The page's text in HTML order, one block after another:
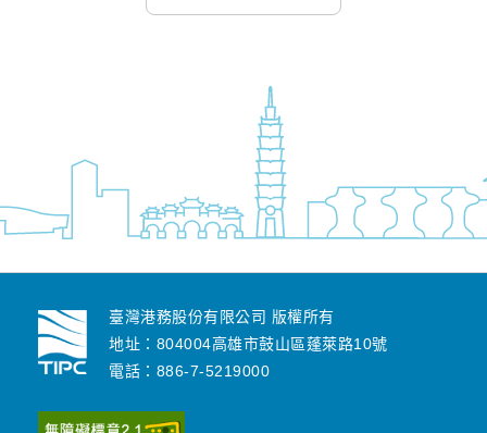
臺灣港務股份有限公司 版權所有
地址：804004高雄市鼓山區蓬萊路10號
電話：886-7-5219000